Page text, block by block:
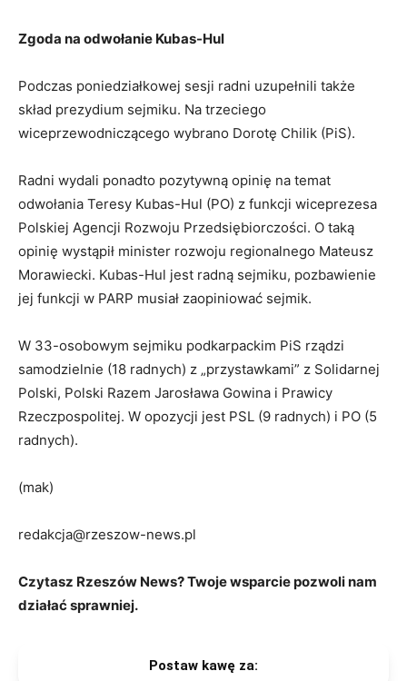
Zgoda na odwołanie Kubas-Hul
Podczas poniedziałkowej sesji radni uzupełnili także
skład prezydium sejmiku. Na trzeciego
wiceprzewodniczącego wybrano Dorotę Chilik (PiS).
Radni wydali ponadto pozytywną opinię na temat
odwołania Teresy Kubas-Hul (PO) z funkcji wiceprezesa
Polskiej Agencji Rozwoju Przedsiębiorczości. O taką
opinię wystąpił minister rozwoju regionalnego Mateusz
Morawiecki. Kubas-Hul jest radną sejmiku, pozbawienie
jej funkcji w PARP musiał zaopiniować sejmik.
W 33-osobowym sejmiku podkarpackim PiS rządzi
samodzielnie (18 radnych) z „przystawkami” z Solidarnej
Polski, Polski Razem Jarosława Gowina i Prawicy
Rzeczpospolitej. W opozycji jest PSL (9 radnych) i PO (5
radnych).
(mak)
redakcja@rzeszow-news.pl
Czytasz Rzeszów News? Twoje wsparcie pozwoli nam
działać sprawniej.
Postaw kawę za: